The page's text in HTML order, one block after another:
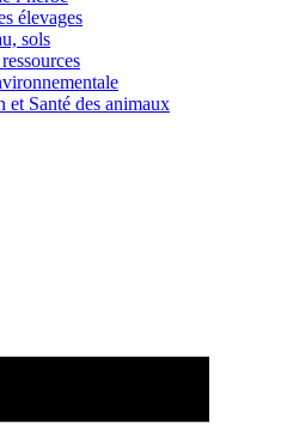
élevages
sols
et Santé des animaux